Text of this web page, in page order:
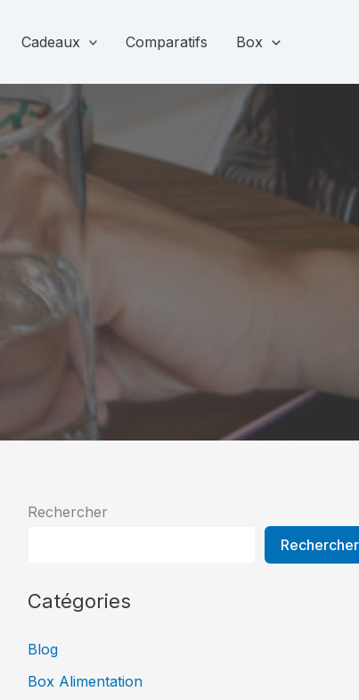
Cadeaux Comparatifs Box
Rechercher
Rechercher
Catégories
Blog
Box Alimentation